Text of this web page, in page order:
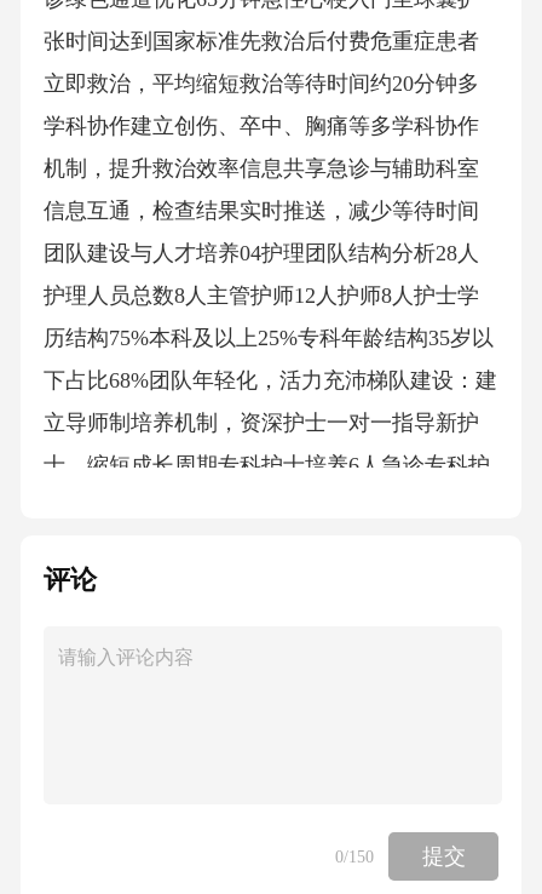
张时间达到国家标准先救治后付费危重症患者
立即救治，平均缩短救治等待时间约20分钟多
学科协作建立创伤、卒中、胸痛等多学科协作
机制，提升救治效率信息共享急诊与辅助科室
信息互通，检查结果实时推送，减少等待时间
团队建设与人才培养04护理团队结构分析28人
护理人员总数8人主管护师12人护师8人护士学
历结构75%本科及以上25%专科年龄结构35岁以
下占比68%团队年轻化，活力充沛梯队建设：建
立导师制培养机制，资深护士一对一指导新护
士，缩短成长周期专科护士培养6人急诊专科护
得急诊专科护士资格，占护理团队21%重症监护
完成急诊护理专项培训科内培训组织业务学习8
评论
0/150 提交